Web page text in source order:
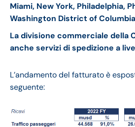
Miami, New York, Philadelphia,
Washington District of
La divisione commerciale della
anche servizi di spedizione a
L’andamento del fatturato è
seguente: